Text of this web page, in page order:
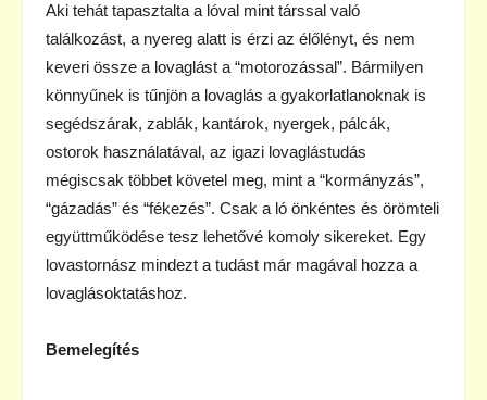
Aki tehát tapasztalta a lóval mint társsal való
találkozást, a nyereg alatt is érzi az élőlényt, és nem
keveri össze a lovaglást a “motorozással”. Bármilyen
könnyűnek is tűnjön a lovaglás a gyakorlatlanoknak is
segédszárak, zablák, kantárok, nyergek, pálcák,
ostorok használatával, az igazi lovaglástudás
mégiscsak többet követel meg, mint a “kormányzás”,
“gázadás” és “fékezés”. Csak a ló önkéntes és örömteli
együttműködése tesz lehetővé komoly sikereket. Egy
lovastornász mindezt a tudást már magával hozza a
lovaglásoktatáshoz.
Bemelegítés